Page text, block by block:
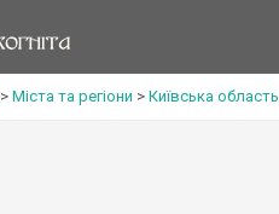
> Міста та регіони > Київська область